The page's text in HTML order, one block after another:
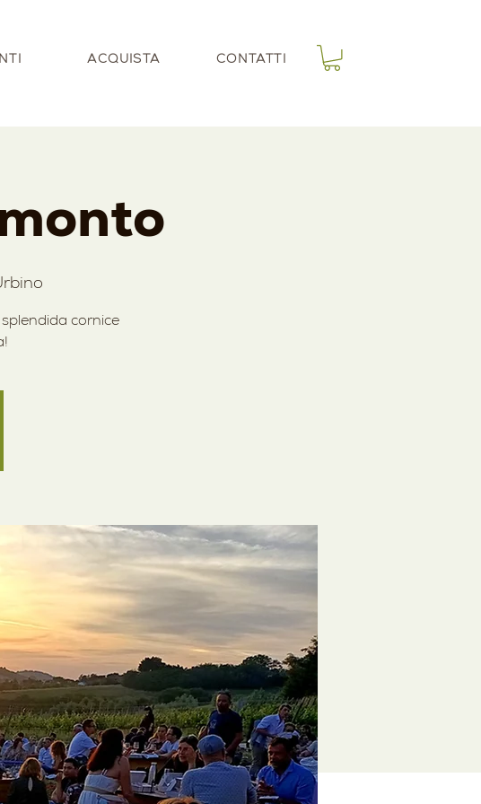
ACQUISTA CONTATTI
cornice